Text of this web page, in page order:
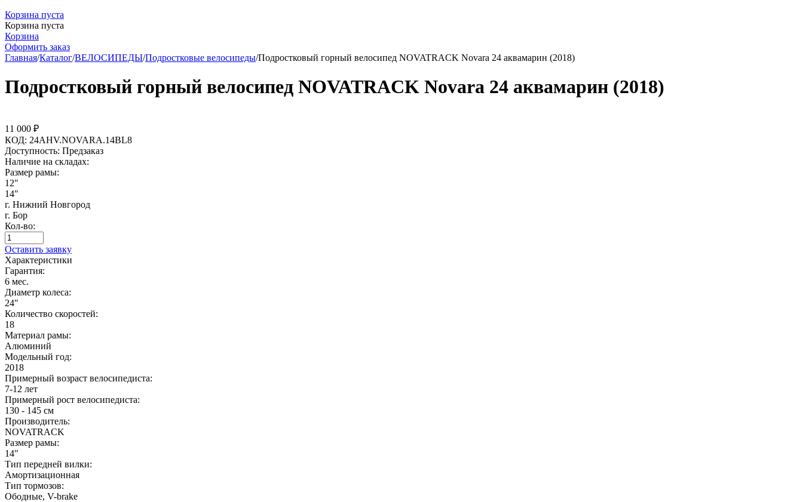
Корзина пуста
Корзина пуста
Корзина
Оформить заказ
Главная/Каталог/ВЕЛОСИПЕДЫ/Подростковые велосипеды/Подростковый горный велосипед NOVATRACK Novara 24 аквамарин (2018)
Подростковый горный велосипед NOVATRACK Novara 24 аквамарин (2018)
11 000 ₽
КОД: 24AHV.NOVARA.14BL8
Доступность: Предзаказ
Наличие на складах:
Размер рамы:
12"
14"
г. Нижний Новгород
г. Бор
Кол-во:
Оставить заявку
Характеристики
Гарантия:
6 мес.
Диаметр колеса:
24"
Количество скоростей:
18
Материал рамы:
Алюминий
Модельный год:
2018
Примерный возраст велосипедиста:
7-12 лет
Примерный рост велосипедиста:
130 - 145 см
Производитель:
NOVATRACK
Размер рамы:
14"
Тип передней вилки:
Амортизационная
Тип тормозов:
Ободные, V-brake